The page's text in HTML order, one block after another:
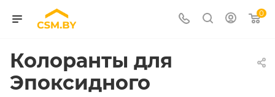
0
Колоранты для
Эпоксидного